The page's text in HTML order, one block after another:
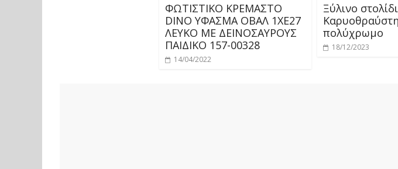
ΦΩΤΙΣΤΙΚΟ ΚΡΕΜΑΣΤΟ
DINO ΥΦΑΣΜΑ ΟΒΑΛ 1ΧΕ27
ΛΕΥΚΟ ΜΕ ΔΕΙΝΟΣΑΥΡΟΥΣ
ΠΑΙΔΙΚΟ 157-00328
14/04/2022
Ξύλινο στολίδι
πολύχρωμο
18/12/2023